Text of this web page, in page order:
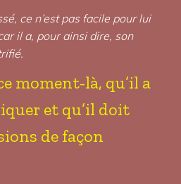
ce n’est pas facile pour lui
il a, pour ainsi dire, son
moment-là, qu’il a
et qu’il doit
de façon